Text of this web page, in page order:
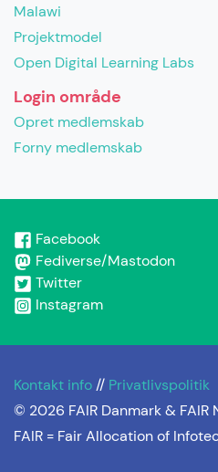
Malawi
Projektmodel
Open Digital Learning Labs
Login område
Opret medlemskab
Forny medlemskab
Facebook
Fediverse/Mastodon
Twitter
Instagram
Kontakt info // Privatlivspolitik
© 2026 FAIR Danmark & FAIR
FAIR = Fair Allocation of